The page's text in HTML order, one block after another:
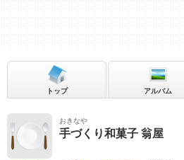
おきなや
手づくり和菓子 翁屋
トップ アルバム